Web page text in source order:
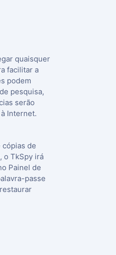
quaisquer
facilitar a
podem
pesquisa,
serão
Internet.
de
o TkSpy irá
Painel de
passe